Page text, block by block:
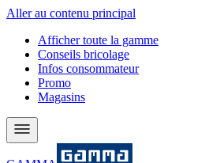
Aller au contenu principal
Afficher toute la gamme
Conseils bricolage
Infos consommateur
Promo
Magasins